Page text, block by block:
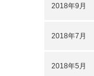
2018年9月
2018年7月
2018年5月